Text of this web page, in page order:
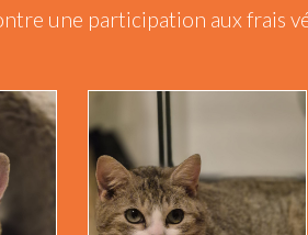
une participation aux frais